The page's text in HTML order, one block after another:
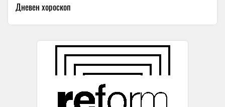
Дневен хороскоп
да киксне на „Пољуд“
Спорт Манија
Легендава направи нов бизнис: Четбот кој всушност е лажен
Мотика